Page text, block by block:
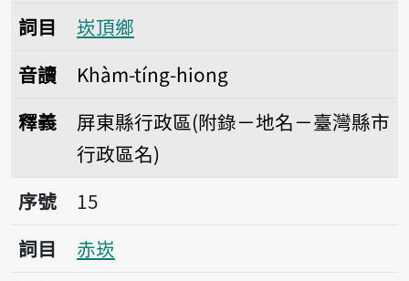
詞目
崁頂鄉
音讀
Khàm-tíng-hiong
釋義
屏東縣行政區(附錄－地名－臺灣縣市
行政區名)
序號15赤崁
序號
15
詞目
赤崁